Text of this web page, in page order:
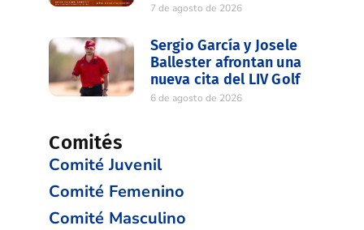
7 de agosto de 2026
Sergio García y Josele
Ballester afrontan una
nueva cita del LIV Golf
6 de agosto de 2026
Comités
Comité Juvenil
Comité Femenino
Comité Masculino